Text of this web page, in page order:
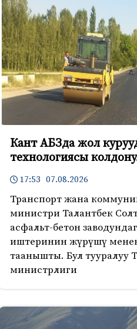
Кант АБЗда жол
технологиясы
17:53 07.08.2026
Транспорт жана
министри Талантбек
асфальт-бетон
иштеринин жүрүшү
таанышты. Бул тууралуу
министрлиги